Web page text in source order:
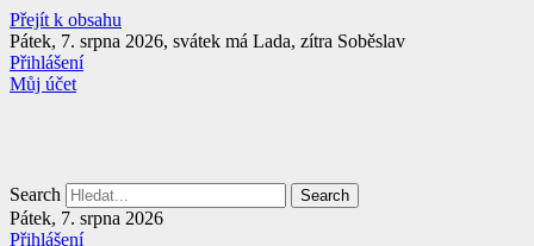
Přejít k obsahu
Pátek, 7. srpna 2026, svátek má Lada, zítra Soběslav
Přihlášení
Můj účet
Search Search
Pátek, 7. srpna 2026
Přihlášení